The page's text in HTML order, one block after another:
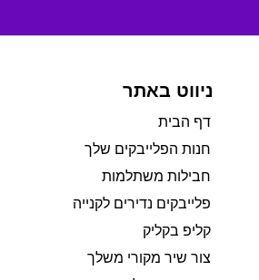
ניווט באתר
דף הבית
חנות הפלייבקים שלך
חבילות משתלמות
פלייבקים נדירים לקנייה
קליפ בקליק
צור שיר מקורי משלך